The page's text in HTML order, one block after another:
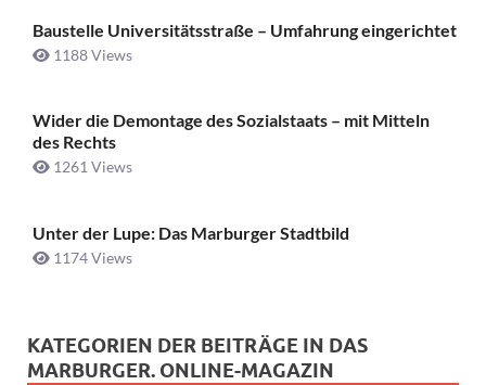
Baustelle Universitätsstraße ­– Umfahrung eingerichtet
1188 Views
Wider die Demontage des Sozialstaats – mit Mitteln
des Rechts
1261 Views
Unter der Lupe: Das Marburger Stadtbild
1174 Views
KATEGORIEN DER BEITRÄGE IN DAS
MARBURGER. ONLINE-MAGAZIN